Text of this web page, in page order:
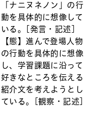
「ナニヌネノン」の行
動を具体的に想像して
いる。[発言・記述]
【態】進んで登場人物
の行動を具体的に想像
し、学習課題に沿って
好きなところを伝える
紹介文を考えようとし
ている。[観察・記述]